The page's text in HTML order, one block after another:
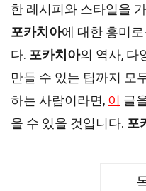
한 레시피와 스타일을
포카치아에 대한 흥미
다. 포카치아의 역사, 다
만들 수 있는 팁까지 모
하는 사람이라면, 이 글
을 수 있을 것입니다. 포